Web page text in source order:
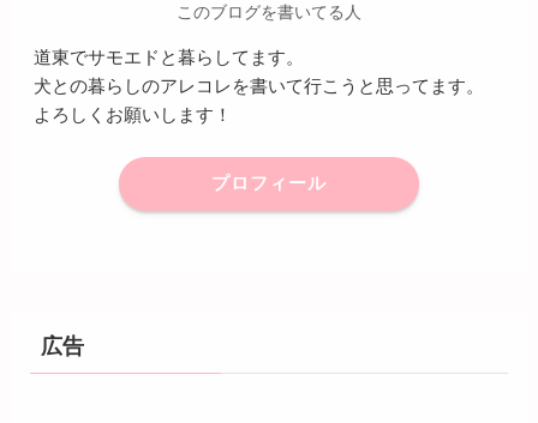
このブログを書いてる人
道東でサモエドと暮らしてます。
犬との暮らしのアレコレを書いて行こうと思ってます。
よろしくお願いします！
プロフィール
広告